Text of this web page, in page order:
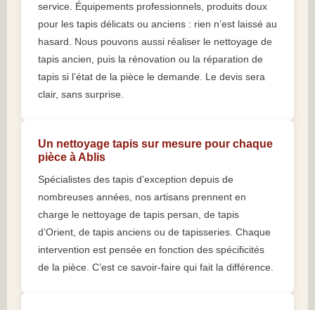
service. Équipements professionnels, produits doux
pour les tapis délicats ou anciens : rien n’est laissé au
hasard. Nous pouvons aussi réaliser le nettoyage de
tapis ancien, puis la rénovation ou la réparation de
tapis si l’état de la pièce le demande. Le devis sera
clair, sans surprise.
Un nettoyage tapis sur mesure pour chaque
pièce à Ablis
Spécialistes des tapis d’exception depuis de
nombreuses années, nos artisans prennent en
charge le nettoyage de tapis persan, de tapis
d’Orient, de tapis anciens ou de tapisseries. Chaque
intervention est pensée en fonction des spécificités
de la pièce. C’est ce savoir-faire qui fait la différence.